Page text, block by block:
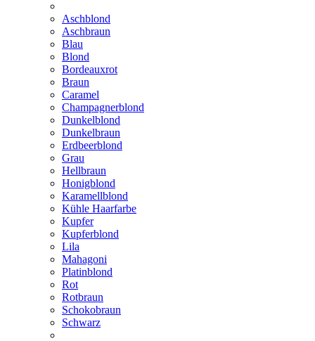
Aschblond
Aschbraun
Blau
Blond
Bordeauxrot
Braun
Caramel
Champagnerblond
Dunkelblond
Dunkelbraun
Erdbeerblond
Grau
Hellbraun
Honigblond
Karamellblond
Kühle Haarfarbe
Kupfer
Kupferblond
Lila
Mahagoni
Platinblond
Rot
Rotbraun
Schokobraun
Schwarz